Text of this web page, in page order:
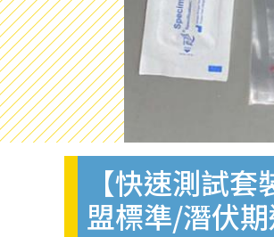
【快速測試
盟標準/潛伏